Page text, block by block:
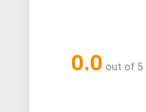
0.0 out of 5